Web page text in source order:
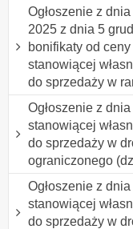
Ogłoszenie z
2025 z dnia 5
bonifikaty od
stanowiącej
do sprzedaży w
Ogłoszenie z
stanowiącej
do sprzedaży w
ograniczonego
Ogłoszenie z
stanowiącej
do sprzedaży w